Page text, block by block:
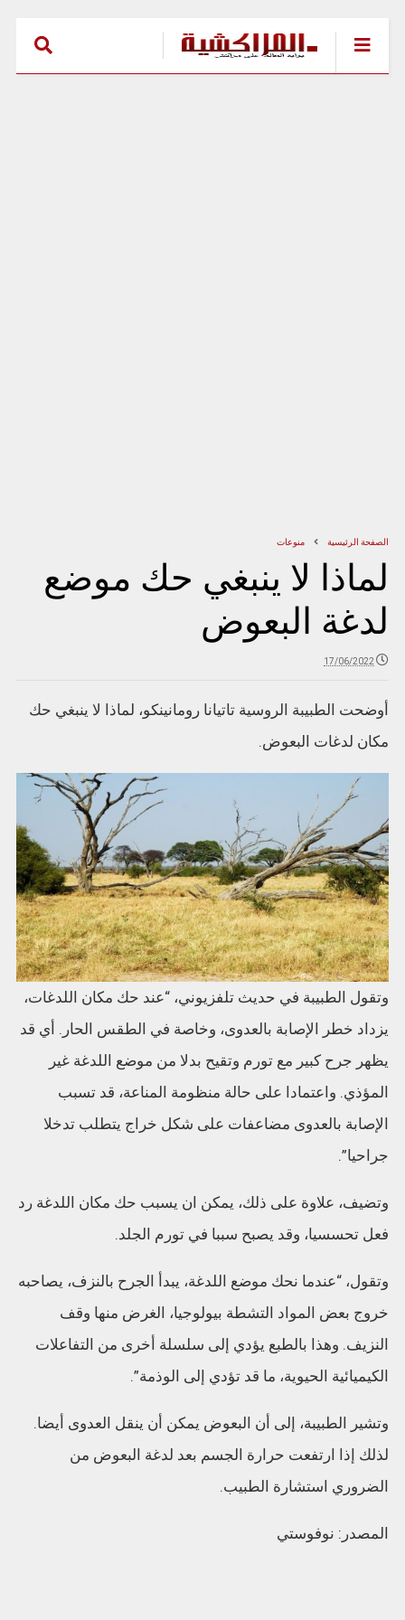
الصفحة الرئيسية منوعات
لماذا لا ينبغي حك موضع
لدغة البعوض
17/06/2022
أوضحت الطبيبة الروسية تاتيانا رومانينكو، لماذا لا ينبغي حك
مكان لدغات البعوض.
وتقول الطبيبة في حديث تلفزيوني، “عند حك مكان اللدغات،
يزداد خطر الإصابة بالعدوى، وخاصة في الطقس الحار. أي قد
يظهر جرح كبير مع تورم وتقيح بدلا من موضع اللدغة غير
المؤذي. واعتمادا على حالة منظومة المناعة، قد تسبب
الإصابة بالعدوى مضاعفات على شكل خراج يتطلب تدخلا
جراحيا”.
وتضيف، علاوة على ذلك، يمكن ان يسبب حك مكان اللدغة رد
فعل تحسسيا، وقد يصبح سببا في تورم الجلد.
وتقول، “عندما نحك موضع اللدغة، يبدأ الجرح بالنزف، يصاحبه
خروج بعض المواد التشطة بيولوجيا، الغرض منها وقف
النزيف. وهذا بالطبع يؤدي إلى سلسلة أخرى من التفاعلات
الكيميائية الحيوية، ما قد تؤدي إلى الوذمة”.
وتشير الطبيبة، إلى أن البعوض يمكن أن ينقل العدوى أيضا.
لذلك إذا ارتفعت حرارة الجسم بعد لدغة البعوض من
الضروري استشارة الطبيب.
المصدر: نوفوستي